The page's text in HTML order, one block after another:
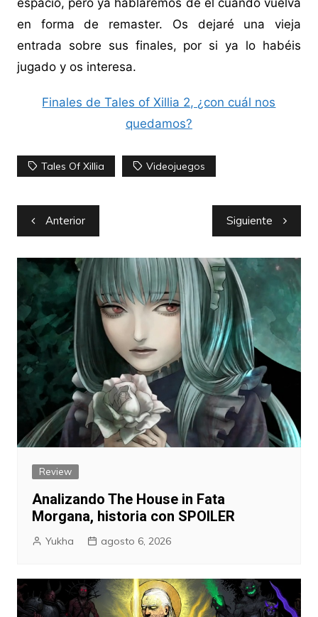
espacio, pero ya hablaremos de él cuando vuelva
en forma de remaster. Os dejaré una vieja
entrada sobre sus finales, por si ya lo habéis
jugado y os interesa.
Finales de Tales of Xillia 2, ¿con cuál nos
quedamos?
Tales Of Xillia Videojuegos
Navegación
de
entradas
Anterior Siguiente
Review
Analizando The House in Fata
Morgana, historia con SPOILER
Yukha agosto 6, 2026